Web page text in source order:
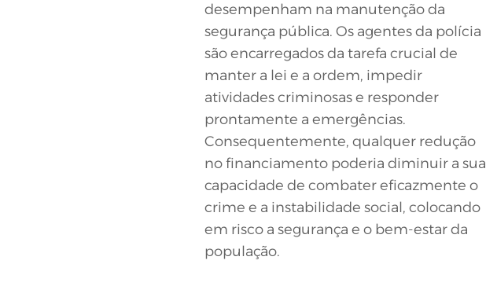
desempenham na manutenção da
segurança pública. Os agentes da polícia
são encarregados da tarefa crucial de
manter a lei e a ordem, impedir
atividades criminosas e responder
prontamente a emergências.
Consequentemente, qualquer redução
no financiamento poderia diminuir a sua
capacidade de combater eficazmente o
crime e a instabilidade social, colocando
em risco a segurança e o bem-estar da
população.